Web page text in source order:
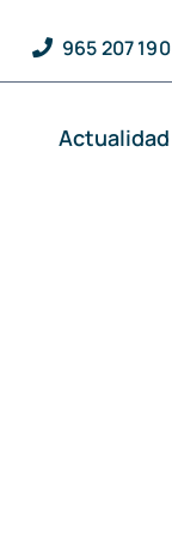
965 207 190
Actualidad